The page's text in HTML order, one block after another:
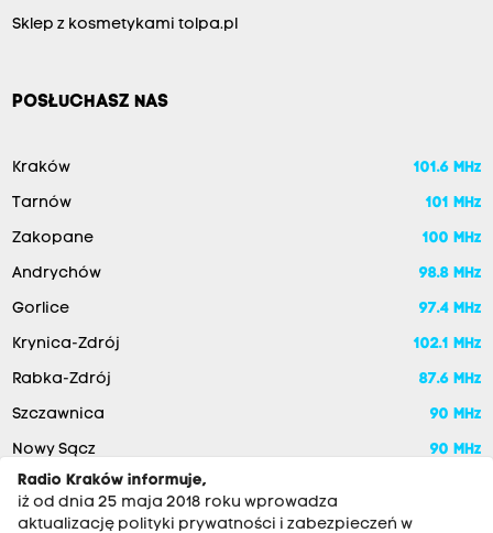
Sklep z kosmetykami tolpa.pl
POSŁUCHASZ NAS
Kraków 101.6 MHz
Tarnów 101 MHz
Zakopane 100 MHz
Andrychów 98.8 MHz
Gorlice 97.4 MHz
Krynica-Zdrój 102.1 MHz
Rabka-Zdrój 87.6 MHz
Szczawnica 90 MHz
Nowy Sącz
90 MHz
Radio Kraków informuje,
iż od dnia 25 maja 2018 roku wprowadza
aktualizację polityki prywatności i zabezpieczeń w